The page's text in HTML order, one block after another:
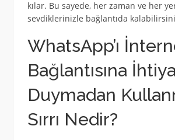
kılar. Bu sayede, her zaman ve her
sevdiklerinizle bağlantıda
WhatsApp’ı
Bağlantısına
Duymadan
Sırrı Nedir?